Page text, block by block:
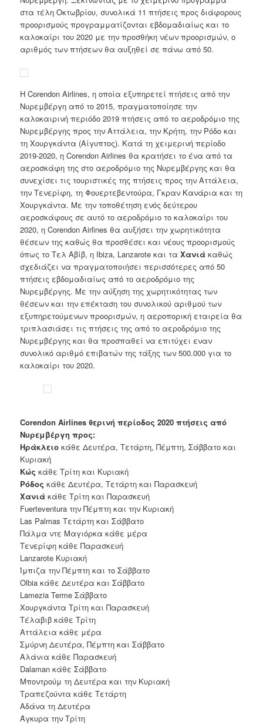
στα τέλη Οκτωβρίου, συνολικά 11 πτήσεις προς διάφορους
προορισμούς προγραμματίζονται εβδομαδιαίως και το
καλοκαίρι του 2020 με την προσθήκη νέων προορισμών, ο
αριθμός των πτήσεων θα αυξηθεί σε πάνω από 50.
Η Corendon Airlines, η οποία εξυπηρετεί πτήσεις από την
Νυρεμβέργη από το 2015, πραγματοποίησε την
καλοκαιρινή περιόδο 2019 πτήσεις από το αεροδρόμιο της
Νυρεμβέργης προς την Αττάλεια, την Κρήτη, την Ρόδο και
τη Χουργκάντα (Αίγυπτος). Κατά τη χειμερινή περίοδο
2019-2020, η Corendon Airlines θα κρατήσει το ένα από τα
αεροσκάφη της στο αεροδρόμιο της Νυρεμβέργης και θα
συνεχίσει τις τουριστικές της πτήσεις προς την Αττάλεια,
την Τενερίφη, τη Φουερτεβεντούρα, Γκραν Κανάρια και τη
Χουργκάντα. Με την τοποθέτηση ενός δεύτερου
αεροσκάφους σε αυτό το αεροδρόμιο το καλοκαίρι του
2020, η Corendon Airlines θα αυξήσει την χωρητικότητα
θέσεων της καθώς θα προσθέσει και νέους προορισμούς
όπως το Τελ Αβίβ, η Ibiza, Lanzarote και ταΧανιά καθώς
σχεδιάζει να πραγματοποιήσει περισσότερες από 50
πτήσεις εβδομαδιαίως από το αεροδρόμιο της
Νυρεμβέργης. Με την αύξηση της χωρητικότητας των
θέσεων και την επέκταση του συνολικού αριθμού των
εξυπηρετούμενων προορισμών, η αεροπορική εταιρεία θα
τριπλασιάσει τις πτήσεις της από το αεροδρόμιο της
Νυρεμβέργης και θα προσπαθεί να επιτύχει εναν
συνολικό αριθμό επιβατών της τάξης των 500.000 για το
καλοκαίρι του 2020.
Corendon Airlines θερινή περίοδος 2020 πτήσεις από
Νυρεμβέργη προς:
Ηράκλειοκάθε Δευτέρα, Τετάρτη, Πέμπτη, Σάββατο και
Κυριακή
Κώς κάθε Τρίτη και Κυριακή
Ρόδος κάθε Δευτέρα, Τετάρτη και Παρασκευή
Χανιά κάθε Τρίτη και Παρασκευή
Fuerteventura την Πέμπτη και την Κυριακή
Las Palmas Τετάρτη και Σάββατο
Πάλμα ντε Μαγιόρκα κάθε μέρα
Τενερίφη κάθε Παρασκευή
Lanzarote Κυριακή
Ίμπιζα την Πέμπτη και το Σάββατο
Olbia κάθε Δευτέρα και Σάββατο
Lamezia Terme Σάββατο
Χουργκάντα Τρίτη και Παρασκευή
Τέλαβιβ κάθε Τρίτη
Αττάλεια κάθε μέρα
Σμύρνη Δευτέρα, Πέμπτη και Σάββατο
Αλάνια κάθε Παρασκευή
Dalaman κάθε Σάββατο
Μποντρούμ τη Δευτέρα και την Κυριακή
Τραπεζούντα κάθε Τετάρτη
Αδάνα τη Δευτέρα
Άγκυρα την Τρίτη